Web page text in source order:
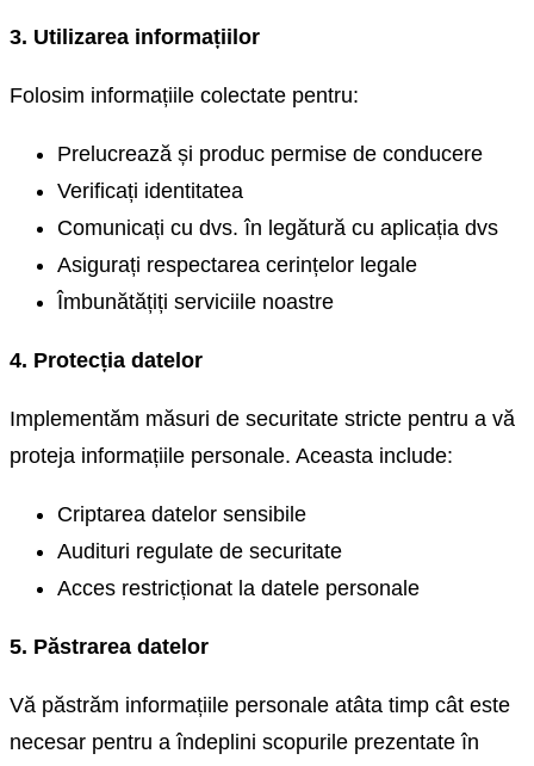
3. Utilizarea informațiilor
Folosim informațiile colectate pentru:
Prelucrează și produc permise de conducere
Verificați identitatea
Comunicați cu dvs. în legătură cu aplicația dvs
Asigurați respectarea cerințelor legale
Îmbunătățiți serviciile noastre
4. Protecția datelor
Implementăm măsuri de securitate stricte pentru a vă
proteja informațiile personale. Aceasta include:
Criptarea datelor sensibile
Audituri regulate de securitate
Acces restricționat la datele personale
5. Păstrarea datelor
Vă păstrăm informațiile personale atâta timp cât este
necesar pentru a îndeplini scopurile prezentate în